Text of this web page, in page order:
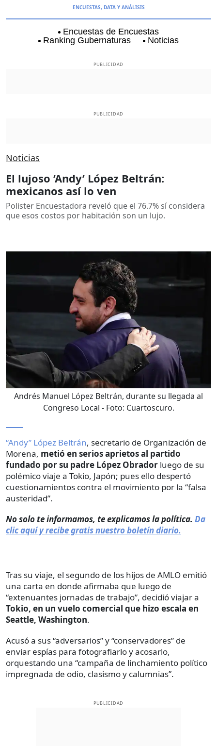
ENCUESTAS, DATA Y ANÁLISIS
Encuestas de Encuestas
Ranking Gubernaturas
Noticias
PUBLICIDAD
PUBLICIDAD
Noticias
El lujoso ‘Andy’ López Beltrán:
mexicanos así lo ven
Polister Encuestadora reveló que el 76.7% sí considera
que esos costos por habitación son un lujo.
Andrés Manuel López Beltrán, durante su llegada al
Congreso Local - Foto: Cuartoscuro.
“Andy” López Beltrán, secretario de Organización de
Morena, metió en serios aprietos al partido
fundado por su padre López Obrador luego de su
polémico viaje a Tokio, Japón; pues ello despertó
cuestionamientos contra el movimiento por la “falsa
austeridad”.
No solo te informamos, te explicamos la política. Da
clic aquí y recibe gratis nuestro boletín diario.
Tras su viaje, el segundo de los hijos de AMLO emitió
una carta en donde afirmaba que luego de
“extenuantes jornadas de trabajo”, decidió viajar a
Tokio, en un vuelo comercial que hizo escala en
Seattle, Washington.
Acusó a sus “adversarios” y “conservadores” de
enviar espías para fotografiarlo y acosarlo,
orquestando una “campaña de linchamiento político
impregnada de odio, clasismo y calumnias”.
PUBLICIDAD